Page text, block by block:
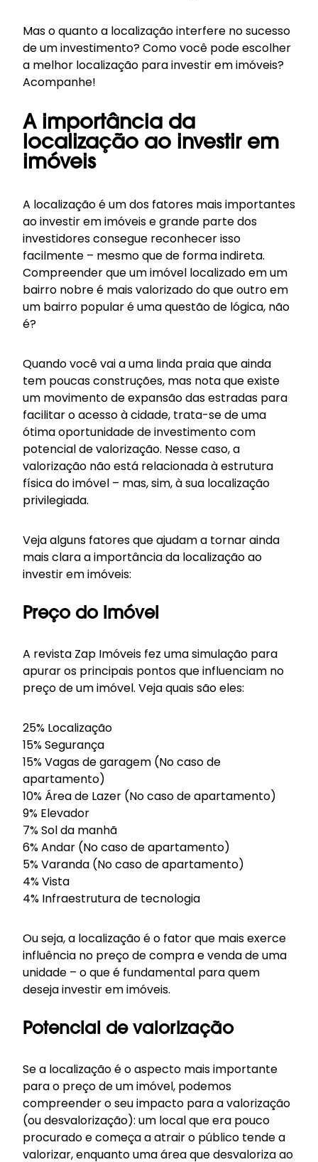
Mas o quanto a localização interfere no sucesso
de um investimento? Como você pode escolher
a melhor localização para investir em imóveis?
Acompanhe!
A importância da
localização ao investir em
imóveis
A localização é um dos fatores mais importantes
ao investir em imóveis e grande parte dos
investidores consegue reconhecer isso
facilmente – mesmo que de forma indireta.
Compreender que um imóvel localizado em um
bairro nobre é mais valorizado do que outro em
um bairro popular é uma questão de lógica, não
é?
Quando você vai a uma linda praia que ainda
tem poucas construções, mas nota que existe
um movimento de expansão das estradas para
facilitar o acesso à cidade, trata-se de uma
ótima oportunidade de investimento com
potencial de valorização. Nesse caso, a
valorização não está relacionada à estrutura
física do imóvel – mas, sim, à sua localização
privilegiada.
Veja alguns fatores que ajudam a tornar ainda
mais clara a importância da localização ao
investir em imóveis:
Preço do imóvel
A revista Zap Imóveis fez uma simulação para
apurar os principais pontos que influenciam no
preço de um imóvel. Veja quais são eles:
25% Localização
15% Segurança
15% Vagas de garagem (No caso de
apartamento)
10% Área de Lazer (No caso de apartamento)
9% Elevador
7% Sol da manhã
6% Andar (No caso de apartamento)
5% Varanda (No caso de apartamento)
4% Vista
4% Infraestrutura de tecnologia
Ou seja, a localização é o fator que mais exerce
influência no preço de compra e venda de uma
unidade – o que é fundamental para quem
deseja investir em imóveis.
Potencial de valorização
Se a localização é o aspecto mais importante
para o preço de um imóvel, podemos
compreender o seu impacto para a valorização
(ou desvalorização): um local que era pouco
procurado e começa a atrair o público tende a
valorizar, enquanto uma área que desvaloriza ao